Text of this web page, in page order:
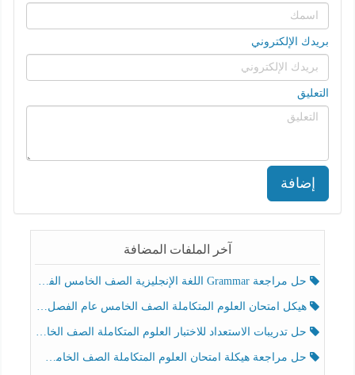
بريدك الإلكتروني
التعليق
إضافة
آخر الملفات المضافة
حل مراجعة Grammar اللغة الإنجليزية الصف الخامس الفصل الثالث
هيكل امتحان العلوم المتكاملة الصف الخامس عام الفصل الدراسي الثالث 2025-2026
حل تدريبات الاستعداد للاختبار العلوم المتكاملة الصف الخامس عام الفصل الثالث
حل مراجعة هيكلة امتحان العلوم المتكاملة الصف الخامس انسبير الفصل الثالث